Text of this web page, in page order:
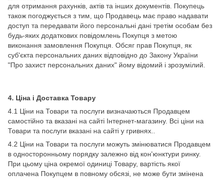
для отримання рахунків, актів та інших документів. Покупець
також погоджується з тим, що Продавець має право надавати
доступ та передавати його персональні дані третім особам без
будь-яких додаткових повідомлень Покупця з метою
виконання замовлення Покупця. Обсяг прав Покупця, як
суб'єкта персональних даних відповідно до Закону України
"Про захист персональних даних" йому відомий і зрозумілий.
4. Ціна і Доставка Товару
4.1 Ціни на Товари та послуги визначаються Продавцем
самостійно та вказані на сайті Інтернет-магазину. Всі ціни на
Товари та послуги вказані на сайті у гривнях..
4.2 Ціни на Товари та послуги можуть змінюватися Продавцем
в односторонньому порядку залежно від кон'юнктури ринку.
При цьому ціна окремої одиниці Товару, вартість якої
оплачена Покупцем в повному обсязі, не може бути змінена